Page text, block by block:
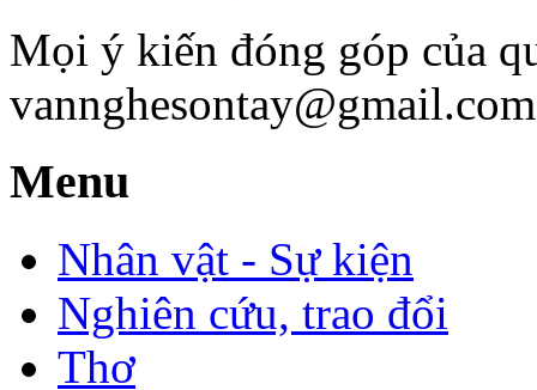
Mọi ý kiến đóng góp của
Menu
Nhân vật - Sự kiện
Nghiên cứu, trao đổi
Thơ